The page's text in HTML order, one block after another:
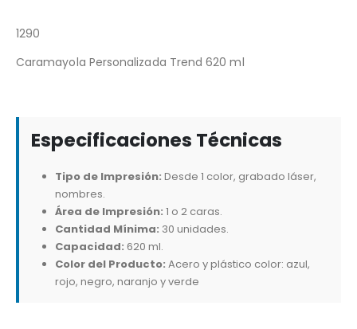
1290
Caramayola Personalizada Trend 620 ml
Especificaciones Técnicas
Tipo de Impresión: Desde 1 color, grabado láser,
nombres.
Área de Impresión: 1 o 2 caras.
Cantidad Mínima: 30 unidades.
Capacidad: 620 ml.
Color del Producto: Acero y plástico color: azul,
rojo, negro, naranjo y verde